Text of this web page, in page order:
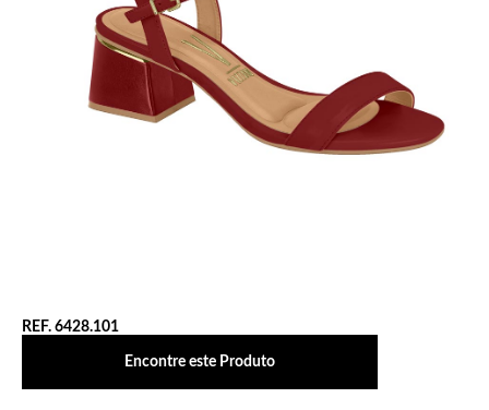
REF. 6428.101
Encontre este Produto